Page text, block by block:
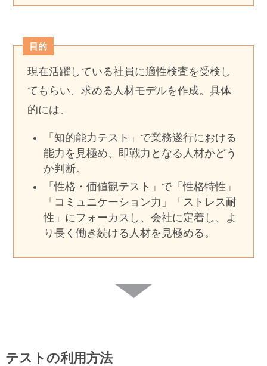
目的
現在活躍している社員に適性検査を受検し
てもらい、求める人材モデルを作成。具体
的には、
「知的能力テスト」で業務遂行における
能力を見極め、即戦力となる人材かどう
か判断。
「性格・価値観テスト」で「性格特性」
「コミュニケーション力」「ストレス耐
性」にフォーカスし、会社に定着し、よ
り長く働き続ける人材を見極める。
テストの利用方法